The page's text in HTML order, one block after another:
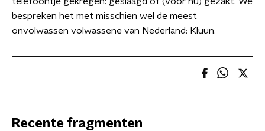
bespreken het met misschien wel de meest
onvolwassen volwassene van Nederland: Kluun.
Recente fragmenten